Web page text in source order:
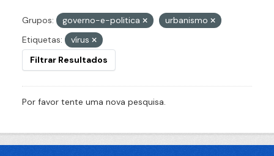
Grupos: governo-e-politica
urbanismo
Etiquetas:
vírus
Filtrar Resultados
Por favor tente uma nova pesquisa.